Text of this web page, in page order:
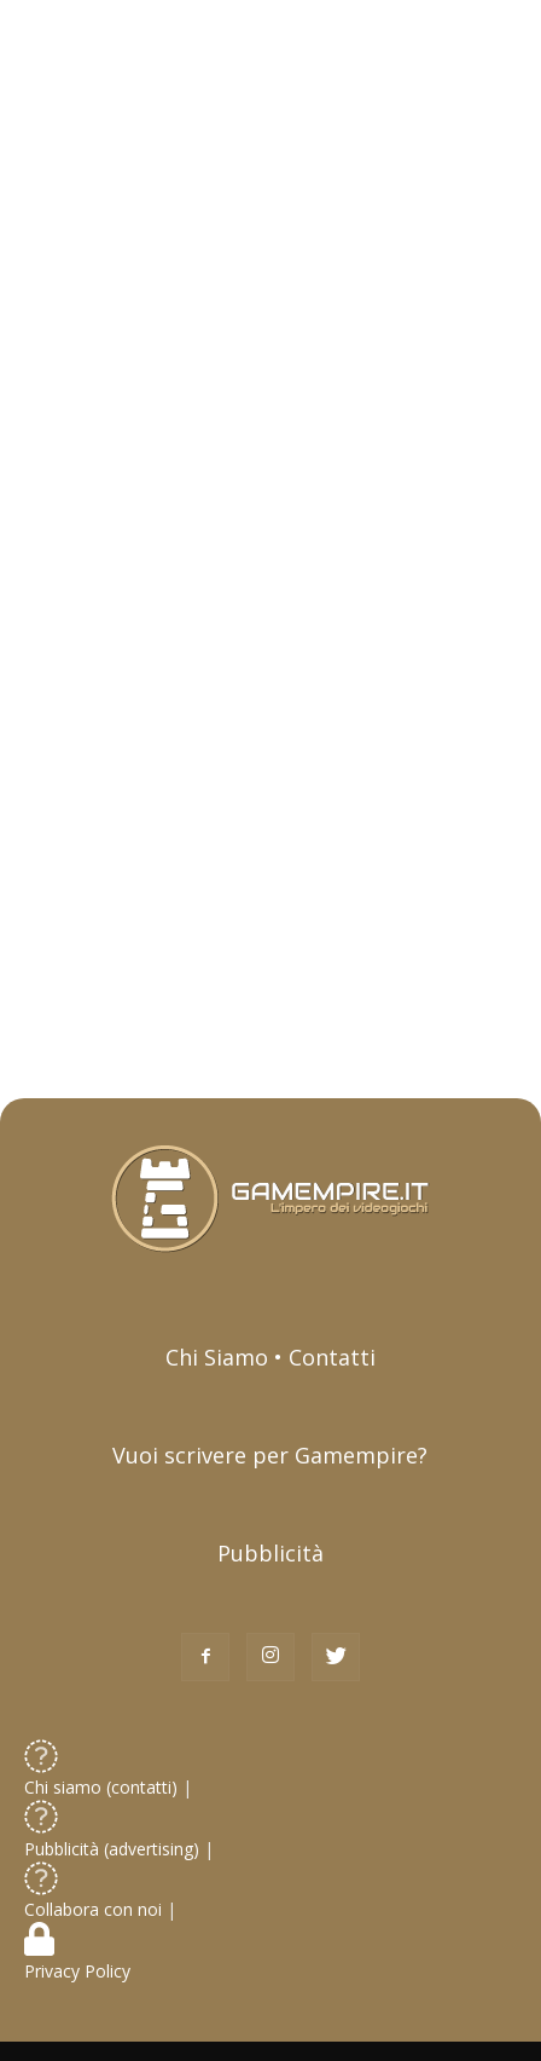
Chi Siamo • Contatti
Vuoi scrivere per Gamempire?
Pubblicità
Chi siamo (contatti) |
Pubblicità (advertising) |
Collabora con noi |
Privacy Policy